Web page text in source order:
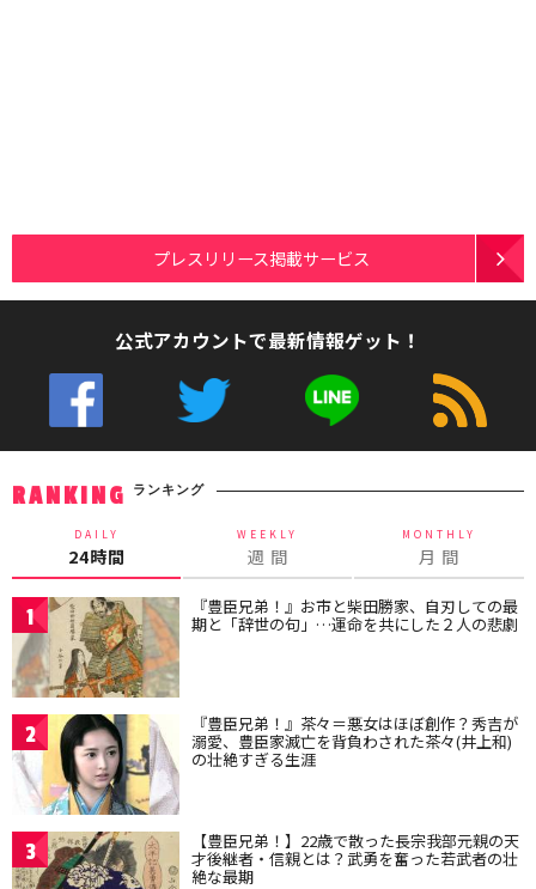
プレスリリース掲載サービス
公式アカウントで最新情報ゲット！
RANKING ランキング
DAILY
24時間
WEEKLY
週 間
MONTHLY
月 間
1 『豊臣兄弟！』お市と柴田勝家、自刃しての最
期と「辞世の句」…運命を共にした２人の悲劇
2 『豊臣兄弟！』茶々＝悪女はほぼ創作？秀吉が
溺愛、豊臣家滅亡を背負わされた茶々(井上和)
の壮絶すぎる生涯
3 【豊臣兄弟！】22歳で散った長宗我部元親の天
才後継者・信親とは？武勇を奮った若武者の壮
絶な最期